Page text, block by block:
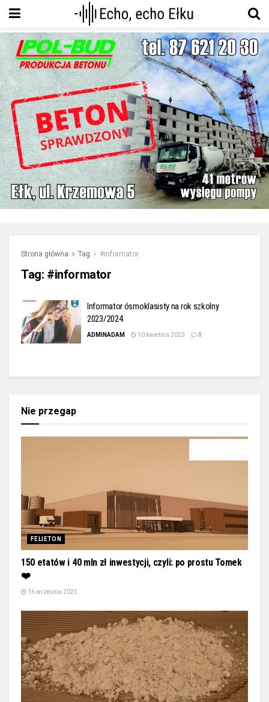
Strona główna Tag #informator
Tag: #informator
Informator ósmoklasisty na rok szkolny
2023/2024
ADMINADAM 10 kwietnia 2023 0
Nie przegap
FELIETON
150 etatów i 40 mln zł inwestycji, czyli: po prostu Tomek
❤️
16 września 2025